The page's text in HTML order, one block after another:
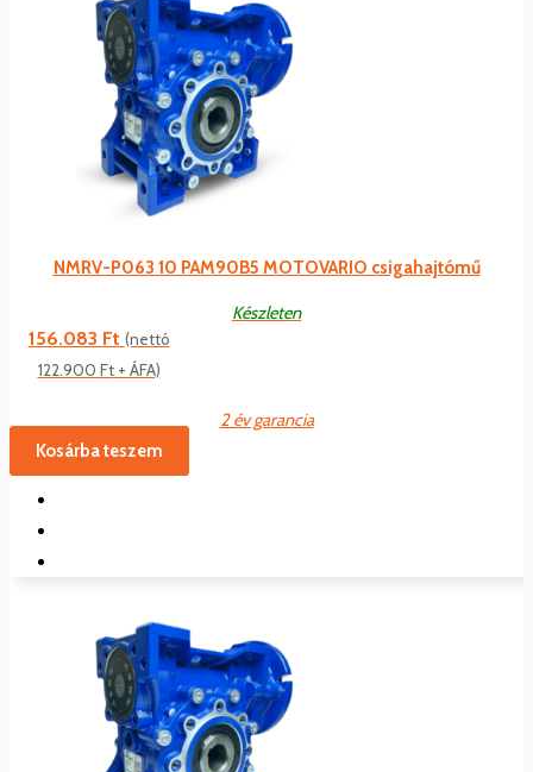
NMRV-P063 10 PAM90B5 MOTOVARIO csigahajtómű
Készleten
156.083 Ft (nettó
122.900 Ft+ ÁFA)
2 év garancia
Kosárba teszem